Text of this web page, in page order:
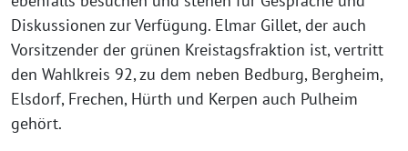
Diskussionen zur Verfügung. Elmar Gillet, der auch
Vorsitzender der grünen Kreistagsfraktion ist, vertritt
den Wahlkreis 92, zu dem neben Bedburg, Bergheim,
Elsdorf, Frechen, Hürth und Kerpen auch Pulheim
gehört.